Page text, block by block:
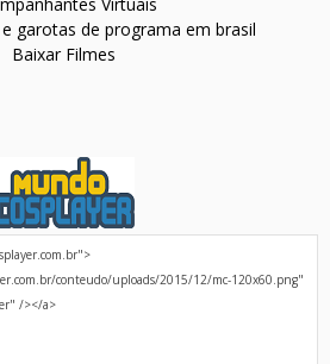
Virtuais
garotas de programa em brasil
Baixar Filmes